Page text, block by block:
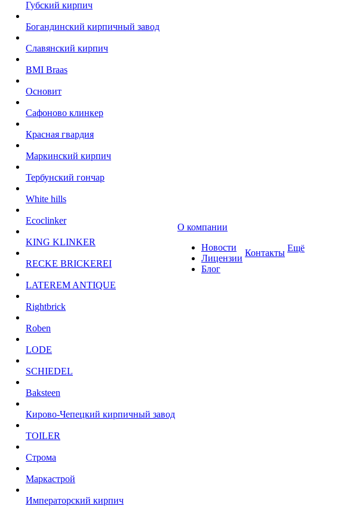
Губский кирпич
Богандинский кирпичный завод
Славянский кирпич
BMI Braas
Основит
Сафоново клинкер
Красная гвардия
Маркинский кирпич
Тербунский гончар
White hills
Ecoclinker
KING KLINKER
RECKE BRICKEREI
LATEREM ANTIQUE
Rightbrick
Roben
LODE
SCHIEDEL
Baksteen
Кирово-Чепецкий кирпичный завод
TOILER
Строма
Маркастрой
Императорский кирпич
О компании
Новости
Лицензии
Блог
Контакты Ещё